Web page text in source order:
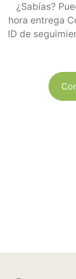
¿Sabías?
hora entrega
ID de